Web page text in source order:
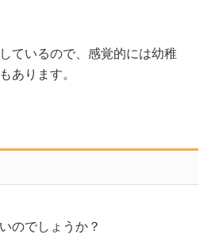
ているので、感覚的には幼稚
あります。
のでしょうか？